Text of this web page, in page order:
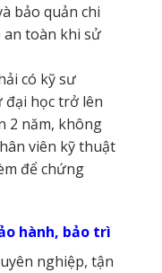
bảo quản chi
an toàn khi sử
có kỹ sư
học trở lên
2 năm, không
viên kỹ thuật
để chứng
hành, bảo trì
nghiệp, tận